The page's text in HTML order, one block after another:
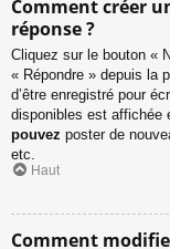
Comment créer
réponse ?
Cliquez sur le bouton «
« Répondre » depuis la
d’être enregistré pour
disponibles est affichée
pouvez poster de
etc.
Haut
Comment